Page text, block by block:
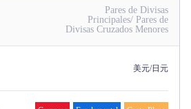
Pares de Divisas
Principales/ Pares de
Divisas Cruzados Menores
美元/日元